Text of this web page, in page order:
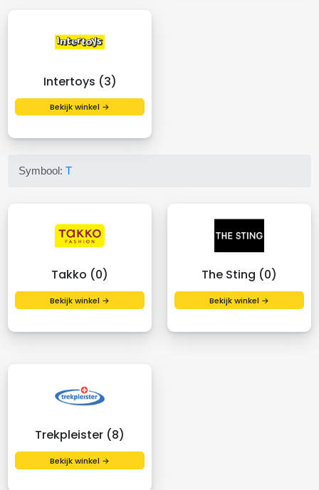
Intertoys (3)
Bekijk winkel →
Symbool:T
Takko (0)
Bekijk winkel →
The Sting (0)
Bekijk winkel →
Trekpleister (8)
Bekijk winkel →